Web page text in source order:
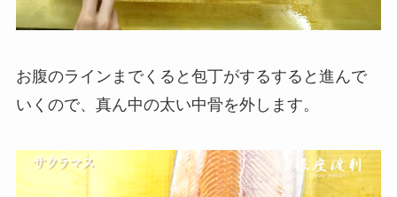
お腹のラインまでくると包丁がするすると進んで
いくので、真ん中の太い中骨を外します。